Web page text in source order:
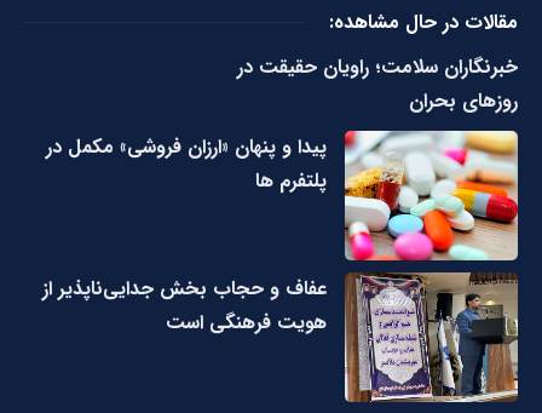
مقالات در حال مشاهده:
خبرنگاران سلامت؛ راویان حقیقت در
روزهای بحران
پیدا و پنهان «ارزان فروشی» مکمل در
پلتفرم ها
عفاف و حجاب بخش جدایی‌ناپذیر از
هویت فرهنگی است